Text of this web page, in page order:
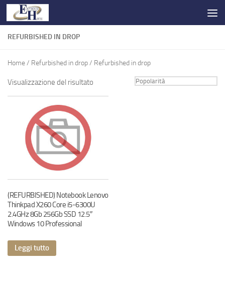
Salta al contenuto
REFURBISHED IN DROP
Home/ Refurbished in drop/ Refurbished in drop
Visualizzazione del risultato
(REFURBISHED) Notebook Lenovo
Thinkpad X260 Core i5-6300U
2.4GHz 8Gb 256Gb SSD 12.5″
Windows 10 Professional
Leggi tutto